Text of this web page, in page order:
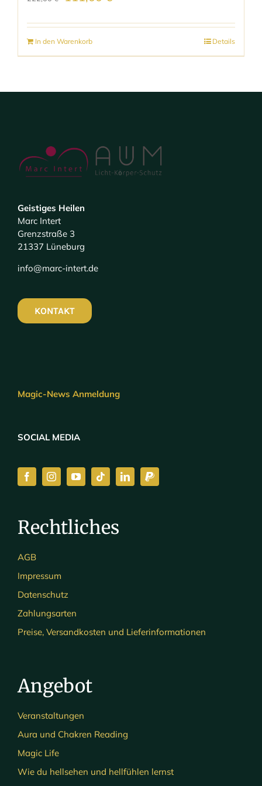
war:
222,00 €
ist:
In den Warenkorb Details
Geistiges Heilen
Marc Intert
Grenzstraße 3
21337 Lüneburg
info@marc-intert.de
KONTAKT
Magic-News Anmeldung
SOCIAL MEDIA
Rechtliches
AGB
Impressum
Datenschutz
Zahlungsarten
Preise, Versandkosten und Lieferinformationen
Angebot
Veranstaltungen
Aura und Chakren Reading
Magic Life
Wie du hellsehen und hellfühlen lernst